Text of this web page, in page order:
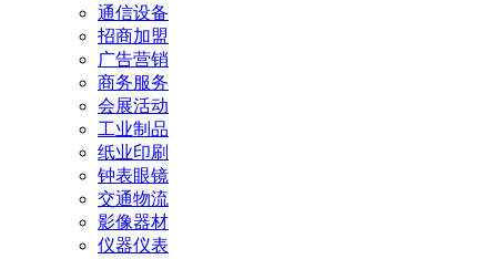
通信设备
招商加盟
广告营销
商务服务
会展活动
工业制品
纸业印刷
钟表眼镜
交通物流
影像器材
仪器仪表